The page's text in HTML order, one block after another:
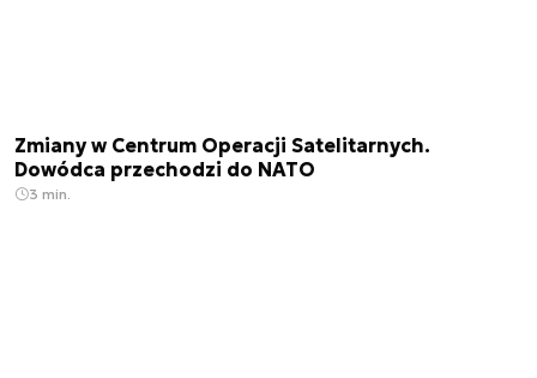
Zmiany w Centrum Operacji Satelitarnych.
Dowódca przechodzi do NATO
3 min.